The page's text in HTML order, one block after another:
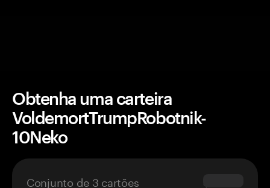
Obtenha uma carteira
VoldemortTrumpRobotnik-
10Neko
Conjunto de 3 cartões $69.90